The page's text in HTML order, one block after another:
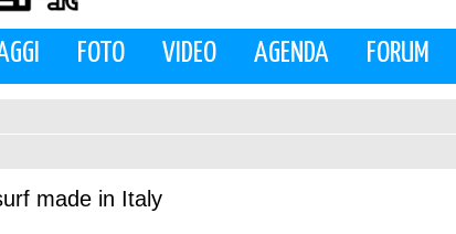
FOTO VIDEO AGENDA FORUM
made in Italy